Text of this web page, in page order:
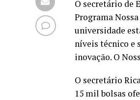
O secretário de
Programa
universidade
níveis técnico e
inovação. O
O secretário
15 mil bolsas